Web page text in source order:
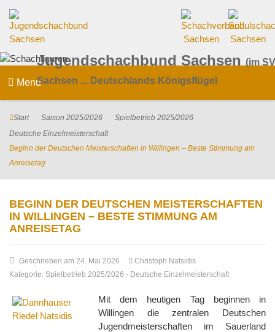
Jugendschachbund Sachsen (im
Sachsen ... Deutschlands Königsflügel
Menu
Start Saison 2025/2026
Spielbetrieb 2025/2026
Deutsche Einzelmeisterschaft
Beginn der Deutschen Meisterschaften in Willingen – Beste Stimmung am
Anreisetag
BEGINN DER DEUTSCHEN MEISTERSCHAFTEN
IN WILLINGEN – BESTE STIMMUNG AM
ANREISETAG
Geschrieben am 24. Mai 2026
Christoph Natsidis
Kategorie: Spielbetrieb 2025/2026 - Deutsche Einzelmeisterschaft
Mit dem heutigen Tag beginnen in
Willingen die zentralen Deutschen
Jugendmeisterschaften im Sauerland